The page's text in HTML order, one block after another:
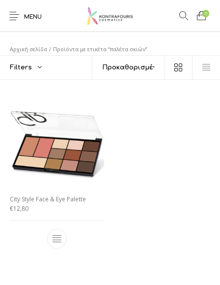
MENU
0
Αρχική σελίδα / Προϊόντα με ετικέτα “παλέτα σκιών”
Filters
City Style Face & Eye Palette
€12,80